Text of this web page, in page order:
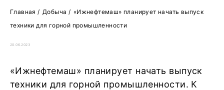
Главная / Добыча / «Ижнефтемаш» планирует начать выпуск
техники для горной промышленности
20.06.2023
«Ижнефтемаш» планирует начать выпуск
техники для горной промышленности. К